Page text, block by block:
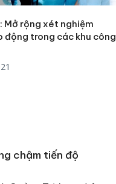
Mở rộng xét nghiệm
động trong các khu công
chậm tiến độ